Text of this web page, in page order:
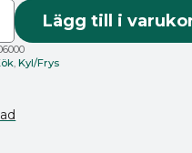
Lägg till i
,Kyl/Frys